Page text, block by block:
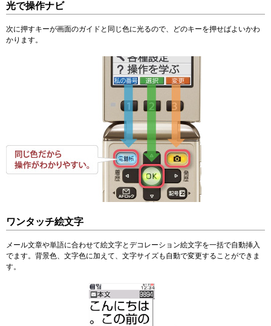
光で操作ナビ
次に押すキーが画面のガイドと同じ色に光るので、どのキーを押せばよいかわ
かります。
ワンタッチ絵文字
メール文章や単語に合わせて絵文字とデコレーション絵文字を一括で自動挿入
でます。背景色、文字色に加えて、文字サイズも自動で変更することができま
す。